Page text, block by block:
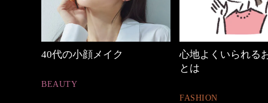
心地よくいられるおしゃれ
【ワーママのきれ
ュアル通勤】
FASHION